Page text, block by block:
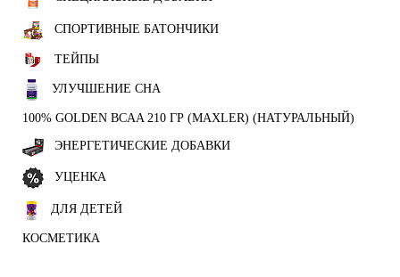
СПОРТИВНЫЕ БАТОНЧИКИ
ТЕЙПЫ
УЛУЧШЕНИЕ СНА
100% GOLDEN BCAA 210 ГР (MAXLER) (НАТУРАЛЬНЫЙ)
ЭНЕРГЕТИЧЕСКИЕ ДОБАВКИ
УЦЕНКА
ДЛЯ ДЕТЕЙ
КОСМЕТИКА